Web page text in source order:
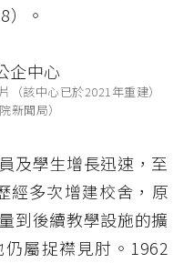
）。
（該中心已於2021年重建）
新聞局）
及學生增長迅速，至
經多次增建校舍，原
到後續教學設施的擴
屬捉襟見肘。1962